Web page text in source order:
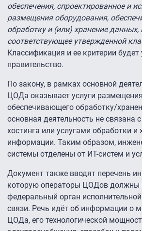
обеспечения, спроектированное и
размещения оборудования,
обработку и (или) хранение данных,
соответствующее утвержденной
Классификация и ее критерии
правительство.
По закону, в рамках основной
ЦОДа оказывает услуги
обеспечивающего обработку/
основная деятельность не связана
хостинга или услугами обработки и
информации. Таким образом,
системы отделены от ИТ-систем и
Документ также вводят перечень
которую операторы ЦОДов должны
федеральный орган
связи. Речь идёт об информации о
ЦОДа, его технологической